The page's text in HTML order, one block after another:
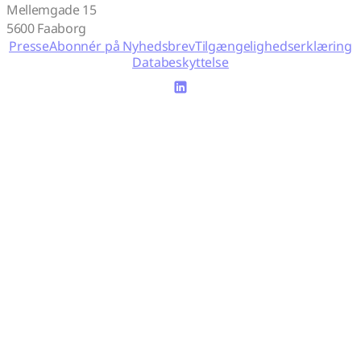
Mellemgade 15
5600 Faaborg
PresseAbonnér på NyhedsbrevTilgængelighedserklæring
Databeskyttelse